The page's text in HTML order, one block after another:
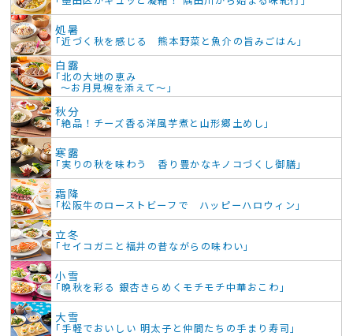
処暑
「近づく秋を感じる 熊本野菜と魚介の旨みごはん」
白露
「北の大地の恵み
～お月見椀を添えて～」
秋分
「絶品！チーズ香る洋風芋煮と山形郷土めし」
寒露
「実りの秋を味わう 香り豊かなキノコづくし御膳」
霜降
「松阪牛のローストビーフで ハッピーハロウィン」
立冬
「セイコガニと福井の昔ながらの味わい」
小雪
「晩秋を彩る 銀杏きらめくモチモチ中華おこわ」
大雪
「手軽でおいしい 明太子と仲間たちの手まり寿司」